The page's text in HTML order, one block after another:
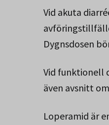
Vid akuta
Dygnsdosen
Vid funktionell
även avsnitt om
Loperamid är